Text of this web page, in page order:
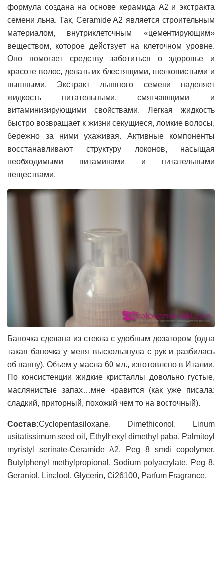
формула создана на основе керамида А2 и экстракта
семени льна. Так, Ceramide A2 является строительным
материалом, внутриклеточным «цементирующим»
веществом, которое действует на клеточном уровне.
Оно помогает средству заботиться о здоровье и
красоте волос, делать их блестящими, шелковистыми и
пышными. Экстракт льняного семени наделяет
жидкость питательными, смягчающими и
витаминизирующими свойствами. Легкая жидкость
быстро возвращает к жизни секущиеся, ломкие волосы,
бережно за ними ухаживая. Активные компоненты
восстанавливают структуру локонов, насыщая
необходимыми витаминами и питательными
веществами.
Баночка сделана из стекла с удобным дозатором (одна
такая баночка у меня выскользнула с рук и разбилась
об ванну). Объем у масла 60 мл., изготовлено в Италии.
По консистенции жидкие кристаллы довольно густые,
маслянистые запах…мне нравится (как уже писала:
сладкий, приторный, похожий чем то на восточный).
Состав:Cyclopentasiloxane, Dimethiconol, Linum
usitatissimum seed oil, Ethylhexyl dimethyl paba, Palmitoyl
myristyl serinate-Ceramide A2, Peg 8 smdi copolymer,
Butylphenyl methylpropional, Sodium polyacrylate, Peg 8,
Geraniol, Linalool, Glycerin, Ci26100, Parfum Fragrance.